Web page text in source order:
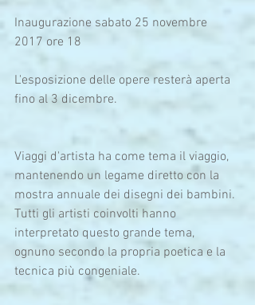
Inaugurazione sabato 25 novembre
2017 ore 18
L'esposizione delle opere resterà aperta
fino al 3 dicembre.
Viaggi d'artista ha come tema il viaggio,
mantenendo un legame diretto con la
mostra annuale dei disegni dei bambini.
Tutti gli artisti coinvolti hanno
interpretato questo grande tema,
ognuno secondo la propria poetica e la
tecnica più congeniale.